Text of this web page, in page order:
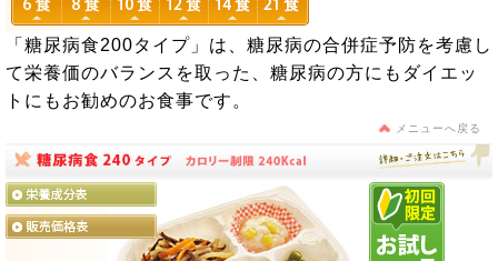
「糖尿病食200タイプ」は、糖尿病の合併症予防を考慮し
て栄養価のバランスを取った、糖尿病の方にもダイエッ
トにもお勧めのお食事です。
メニューへ戻る